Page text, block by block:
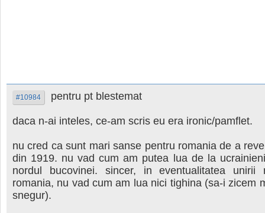
#10984 pentru pt blestemat
daca n-ai inteles, ce-am scris eu era ironic/pamflet.
nu cred ca sunt mari sanse pentru romania de a
din 1919. nu vad cum am putea lua de la
nordul bucovinei. sincer, in eventualitatea unirii
romania, nu vad cum am lua nici tighina (sa-i zicem
snegur).